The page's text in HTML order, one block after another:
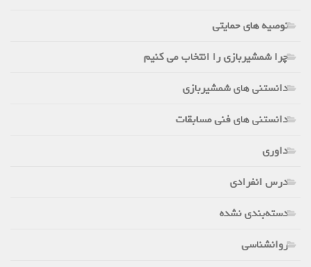
توصیه های حمایتی
چرا شمشیربازی را انتخاب می کنیم
دانستنی های شمشیربازی
دانستنی های فنی مسابقات
داوری
درس انفرادی
دسته‌بندی نشده
روانشناسی